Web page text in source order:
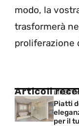
modo, la
trasformerà
proliferazione
Articoli
Piatti
per il